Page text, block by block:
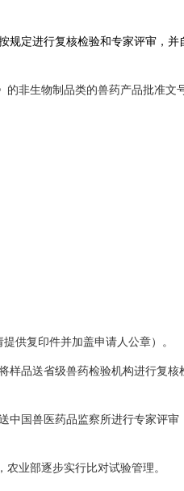
进行复核检验和专家评审，
非生物制品类的兽药产品批准
供复印件并加盖申请人公章）。
送省级兽药检验机构进行复
兽医药品监察所进行专家评
业部逐步实行比对试验管理。